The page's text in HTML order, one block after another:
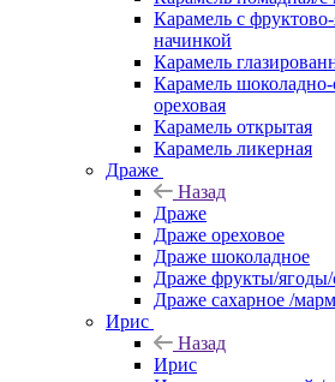
Карамель с
начинкой
Карамель
Карамель
ореховая
Карамель открытая
Карамель ликерная
Драже
Назад
Драже
Драже ореховое
Драже шоколадное
Драже фрукты/ягоды/
Драже сахарное /
Ирис
Назад
Ирис